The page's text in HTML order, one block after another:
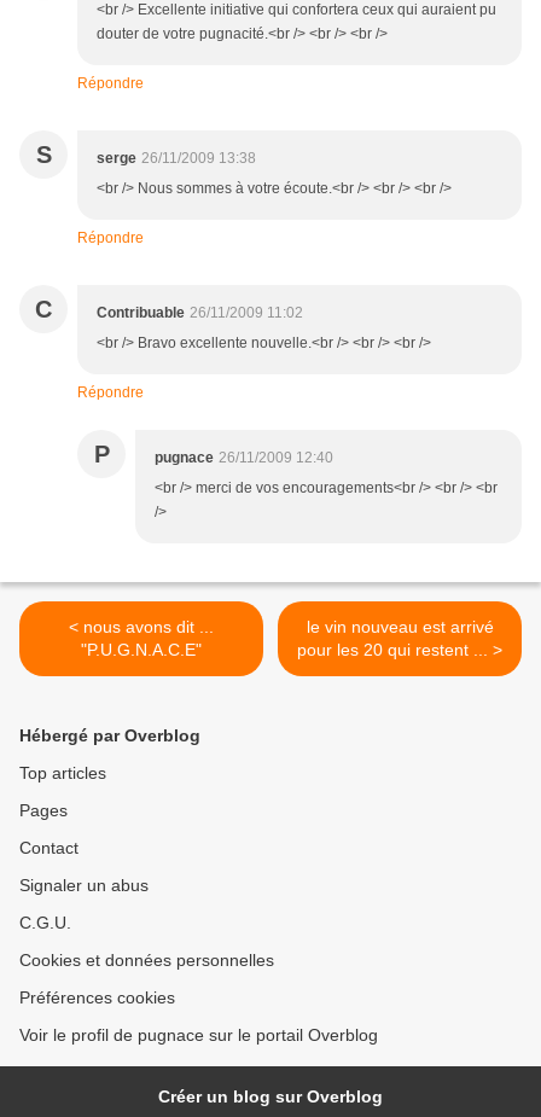
<br /> Excellente initiative qui confortera ceux qui auraient pu
douter de votre pugnacité.<br /> <br /> <br />
Répondre
S serge 26/11/2009 13:38
<br /> Nous sommes à votre écoute.<br /> <br /> <br />
Répondre
C Contribuable 26/11/2009 11:02
<br /> Bravo excellente nouvelle.<br /> <br /> <br />
Répondre
P pugnace 26/11/2009 12:40
<br /> merci de vos encouragements<br /> <br /> <br
/>
< nous avons dit ...
"P.U.G.N.A.C.E"
le vin nouveau est arrivé
pour les 20 qui restent ... >
Hébergé par Overblog
Top articles
Pages
Contact
Signaler un abus
C.G.U.
Cookies et données personnelles
Préférences cookies
Voir le profil de pugnace sur le portail Overblog
Créer un blog sur Overblog